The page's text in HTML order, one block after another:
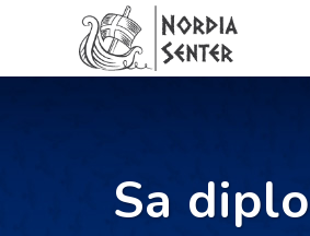
Sa